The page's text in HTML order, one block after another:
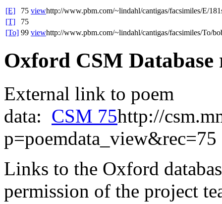
[E] 75 viewhttp://www.pbm.com/~lindahl/cantigas/facsimiles/E/
[T]
75
[To] 99 viewhttp://www.pbm.com/~lindahl/cantigas/facsimiles/To/
Oxford CSM Database
External link to poem
data: CSM 75http://
p=poemdata_view&rec=75
Links to the Oxford
permission of the project